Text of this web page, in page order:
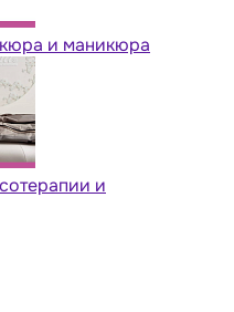
и маникюра
и